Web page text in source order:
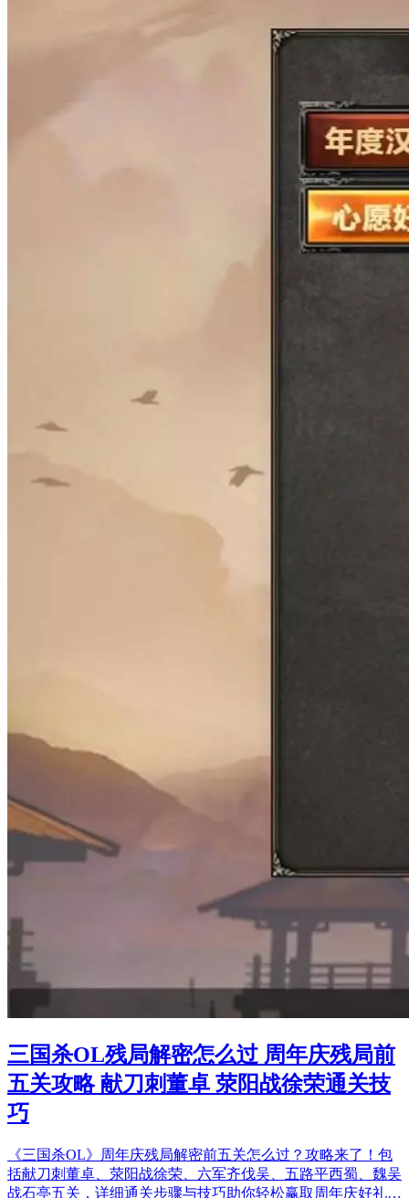
三国杀OL残局解密怎么过 周年庆残局前
五关攻略 献刀刺董卓 荥阳战徐荣通关技
巧
《三国杀OL》周年庆残局解密前五关怎么过？攻略来了！包
括献刀刺董卓、荥阳战徐荣、六军齐伐吴、五路平西蜀、魏吴
战石亭五关，详细通关步骤与技巧助你轻松赢取周年庆好礼…